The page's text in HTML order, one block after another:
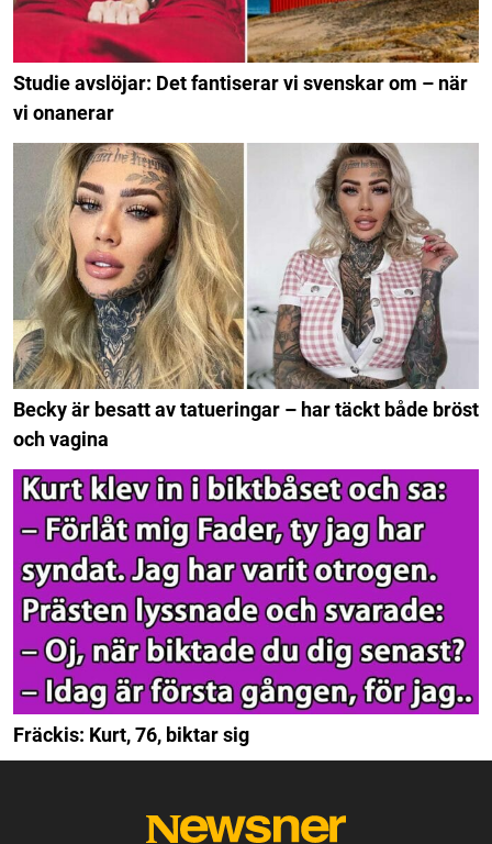
Studie avslöjar: Det fantiserar vi svenskar om – när
vi onanerar
Becky är besatt av tatueringar – har täckt både bröst
och vagina
Fräckis: Kurt, 76, biktar sig